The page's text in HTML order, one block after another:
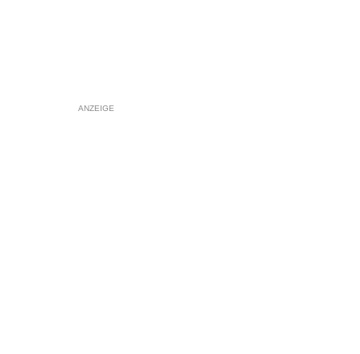
ANZEIGE